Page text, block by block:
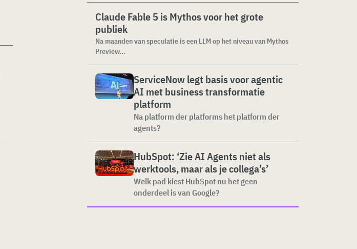
Claude Fable 5 is Mythos voor het grote
publiek
Na maanden van speculatie is een LLM op het niveau van Mythos
Preview...
ServiceNow legt basis voor agentic
AI met business transformatie
platform
Na platform der platforms het platform der
agents?
HubSpot: ‘Zie AI Agents niet als
werktools, maar als je collega’s’
Welk pad kiest HubSpot nu het geen
onderdeel is van Google?